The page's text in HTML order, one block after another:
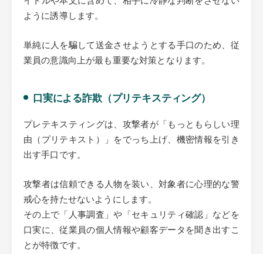
ように誘導します。
単純に人を騙して送金させようとする手口のため、従
業員の意識向上が最も重要な対策となります。
口実による詐欺（プリテキスティング）
プレテキスティングは、攻撃者が「もっともらしい理
由（プリテキスト）」をでっち上げ、機密情報を引き
出す手口です。
攻撃者は信頼できる人物を装い、対象者に心理的な警
戒心を持たせないようにします。
その上で「人事調査」や「セキュリティ確認」などを
口実に、従業員の個人情報や顧客データを聞き出すこ
とが特徴です。